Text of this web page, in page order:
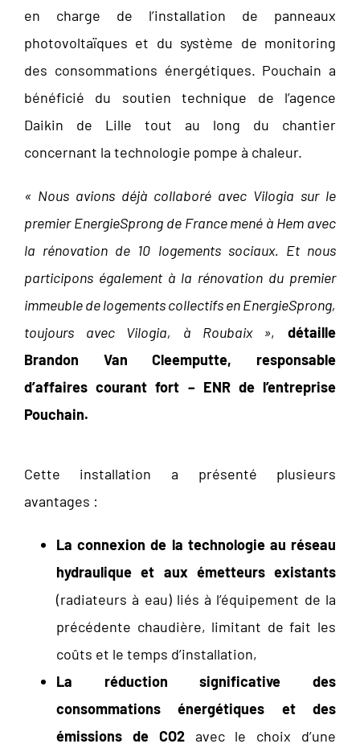
en charge de l’installation de panneaux
photovoltaïques et du système de monitoring
des consommations énergétiques. Pouchain a
bénéficié du soutien technique de l’agence
Daikin de Lille tout au long du chantier
concernant la technologie pompe à chaleur.
« Nous avions déjà collaboré avec Vilogia sur le
premier EnergieSprong de France mené à Hem avec
la rénovation de 10 logements sociaux. Et nous
participons également à la rénovation du premier
immeuble de logements collectifs en EnergieSprong,
toujours avec Vilogia, à Roubaix »,détaille
Brandon Van Cleemputte, responsable
d’affaires courant fort – ENR de l’entreprise
Pouchain.
Cette installation a présenté plusieurs
avantages :
La connexion de la technologie au réseau
hydraulique et aux émetteurs existants
(radiateurs à eau) liés à l’équipement de la
précédente chaudière, limitant de fait les
coûts et le temps d’installation,
La réduction significative des
consommations énergétiques et des
émissions de CO2avec le choix d’une